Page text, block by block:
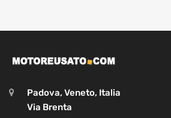
Padova, Veneto, Italia
Via Brenta